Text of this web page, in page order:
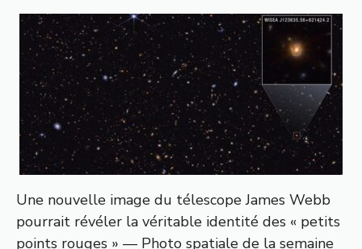
Une nouvelle image du télescope James Webb
pourrait révéler la véritable identité des « petits
points rouges » — Photo spatiale de la semaine